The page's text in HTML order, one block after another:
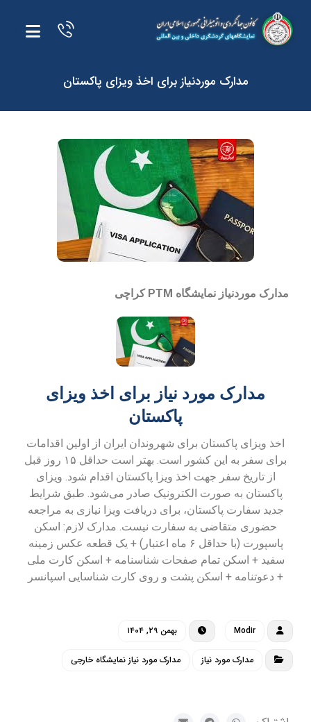
مدارک موردنیاز برای اخذ ویزای پاکستان
مدارک موردنیاز نمایشگاه PTM کراچی
مدارک مورد نیاز برای اخذ ویزای
پاکستان
اخذ ویزای پاکستان برای شهروندان ایران از اولین اقدامات
برای سفر به این کشور است. بهتر است حداقل ۱۵ روز قبل
از تاریخ سفر جهت اخذ ویزا پاکستان اقدام شود. ویزای
پاکستان به صورت الکترونیک صادر می‌شود. طبق شرایط
جدید سفارت پاکستان، برای دریافت ویزا نیازی به مراجعه
حضوری متقاضی به سفارت نیست. مدارک لازم: اسکن
پاسپورت (با حداقل ۶ ماه اعتبار) + یک قطعه عکس زمینه
سفید + اسکن تمام صفحات شناسنامه + اسکن کارت ملی
+ دعوتنامه + اسکن پشت و روی کارت شناسایی اسپانسر
Modir بهمن ۲۹, ۱۴۰۴
مدارک مورد نیاز مدارک مورد نیاز نمایشگاه خارجی